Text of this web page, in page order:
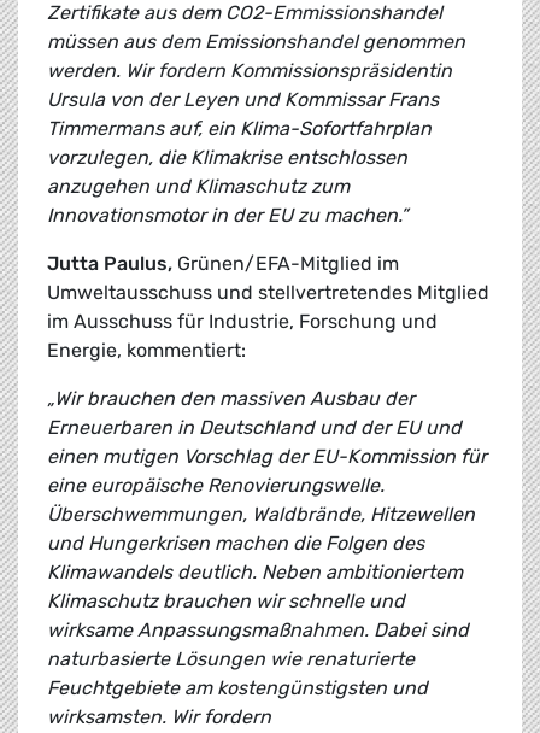
Zertifikate aus dem CO2-Emmissionshandel
müssen aus dem Emissionshandel genommen
werden. Wir fordern Kommissionspräsidentin
Ursula von der Leyen und Kommissar Frans
Timmermans auf, ein Klima-Sofortfahrplan
vorzulegen, die Klimakrise entschlossen
anzugehen und Klimaschutz zum
Innovationsmotor in der EU zu machen.”
Jutta Paulus, Grünen/EFA-Mitglied im
Umweltausschuss und stellvertretendes Mitglied
im Ausschuss für Industrie, Forschung und
Energie, kommentiert:
„Wir brauchen den massiven Ausbau der
Erneuerbaren in Deutschland und der EU und
einen mutigen Vorschlag der EU-Kommission für
eine europäische Renovierungswelle.
Überschwemmungen, Waldbrände, Hitzewellen
und Hungerkrisen machen die Folgen des
Klimawandels deutlich. Neben ambitioniertem
Klimaschutz brauchen wir schnelle und
wirksame Anpassungsmaßnahmen. Dabei sind
naturbasierte Lösungen wie renaturierte
Feuchtgebiete am kostengünstigsten und
wirksamsten. Wir fordern